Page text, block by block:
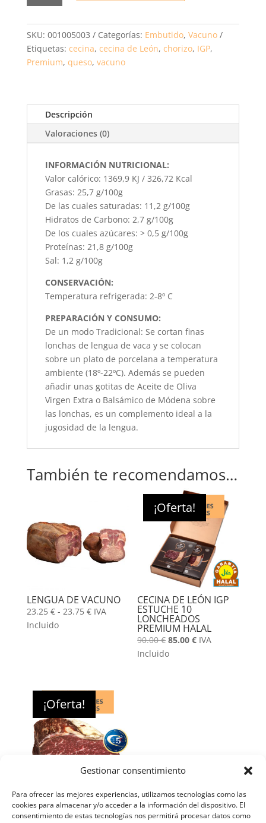
Gestionar consentimiento
Para ofrecer las mejores experiencias, utilizamos tecnologías como las
cookies para almacenar y/o acceder a la información del dispositivo. El
consentimiento de estas tecnologías nos permitirá procesar datos como
DE
LONCHEADO
100
GR.
SKU: 001005003 Categorías: Embutido, Vacuno
Etiquetas: cecina, cecina de León, chorizo, IGP,
Premium, queso, vacuno
Descripción
Valoraciones (0)
INFORMACIÓN NUTRICIONAL:
Valor calórico: 1369,9 KJ / 326,72 Kcal
Grasas: 25,7 g/100g
De las cuales saturadas: 11,2 g/100g
Hidratos de Carbono: 2,7 g/100g
De los cuales azúcares: > 0,5 g/100g
Proteínas: 21,8 g/100g
Sal: 1,2 g/100g
CONSERVACIÓN:
Temperatura refrigerada: 2-8º C
PREPARACIÓN Y CONSUMO:
De un modo Tradicional: Se cortan finas
lonchas de lengua de vaca y se colocan
sobre un plato de porcelana a temperatura
ambiente (18º-22ºC). Además se pueden
añadir unas gotitas de Aceite de Oliva
Virgen Extra o Balsámico de Módena sobre
las lonchas, es un complemento ideal a la
jugosidad de la lengua.
También te recomendamos…
LENGUA DE VACUNO
23.25 € - 23.75 €Rango
23.75 €
IVA
Incluido
¡Oferta!
CECINA DE LEÓN IGP
ESTUCHE 10
LONCHEADOS
PREMIUM HALAL
90.00€ El
precio
85.00€ElIVA
Incluido
¡Oferta!
CECINA DE LEÓN IGP
PORCIÓN 5C RESERVA
HALAL